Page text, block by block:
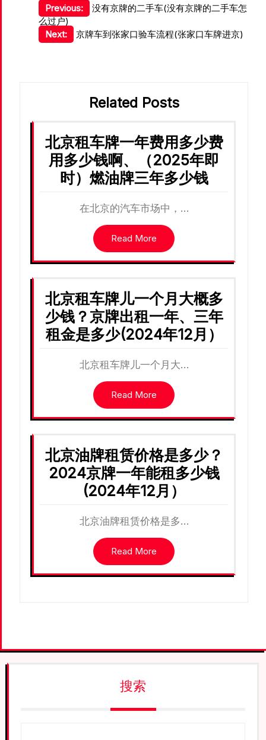
文
章
导
Previous:
没有京牌的二手车(没有京牌的二手车怎
么过户)
Next:
京牌车到张家口验车流程(张家口车牌进京)
Related Posts
北京租车牌一年费用多少费
用多少钱啊、（2025年即
时）燃油牌三年多少钱
在北京的汽车市场中，…
Read More
北京租车牌儿一个月大概多
少钱？京牌出租一年、三年
租金是多少(2024年12月）
北京租车牌儿一个月大…
Read More
北京油牌租赁价格是多少？
2024京牌一年能租多少钱
(2024年12月）
北京油牌租赁价格是多…
Read More
搜索